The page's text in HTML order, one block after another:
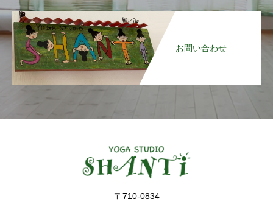
お問い合わせ
〒710-0834